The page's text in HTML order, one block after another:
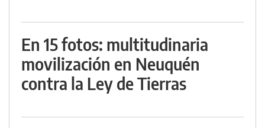
En 15 fotos: multitudinaria
movilización en Neuquén
contra la Ley de Tierras